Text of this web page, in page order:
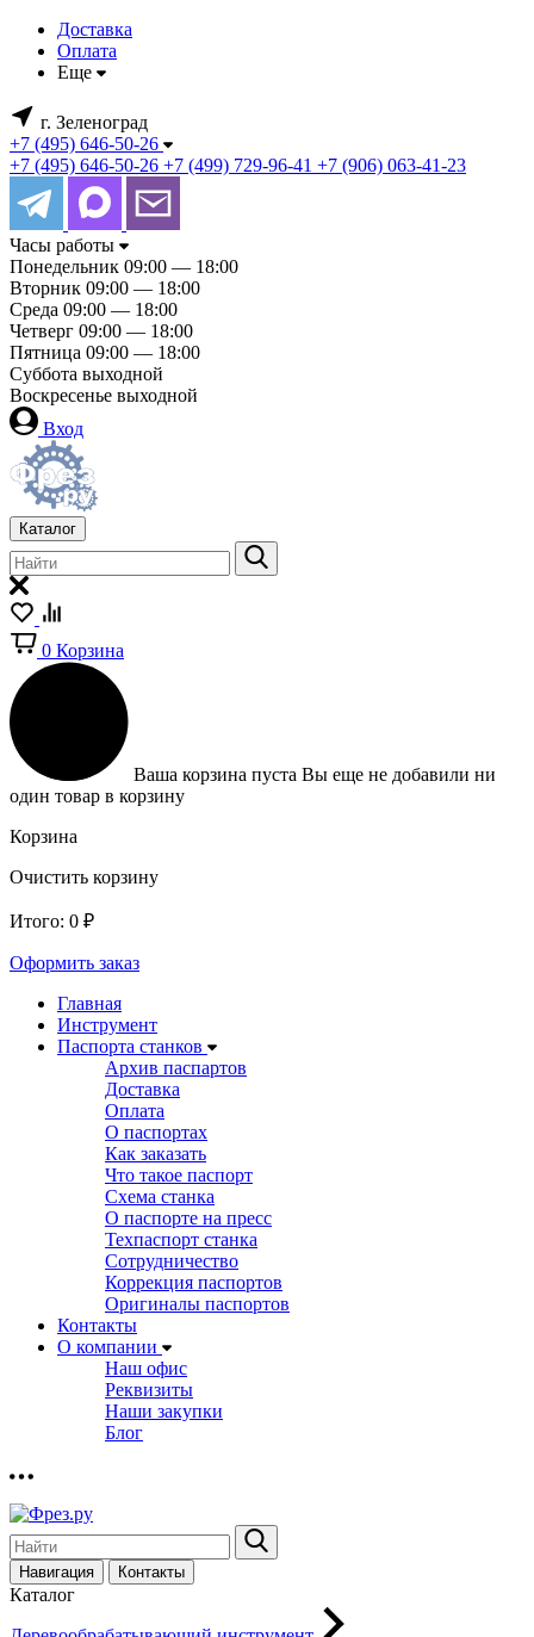
Доставка
Оплата
Еще
г. Зеленоград
+7 (495) 646-50-26
+7 (495) 646-50-26 +7 (499) 729-96-41 +7 (906) 063-41-23
Часы работы
Понедельник 09:00 — 18:00
Вторник 09:00 — 18:00
Среда 09:00 — 18:00
Четверг 09:00 — 18:00
Пятница 09:00 — 18:00
Суббота выходной
Воскресенье выходной
Вход
Каталог
0 Корзина
Ваша корзина пуста Вы еще не добавили ни
один товар в корзину
Корзина
Очистить корзину
Итого: 0 ₽
Оформить заказ
Главная
Инструмент
Паспорта станков
Архив паспартов
Доставка
Оплата
О паспортах
Как заказать
Что такое паспорт
Схема станка
О паспорте на пресс
Техпаспорт станка
Сотрудничество
Коррекция паспортов
Оригиналы паспортов
Контакты
О компании
Наш офис
Реквизиты
Наши закупки
Блог
Навигация Контакты
Каталог